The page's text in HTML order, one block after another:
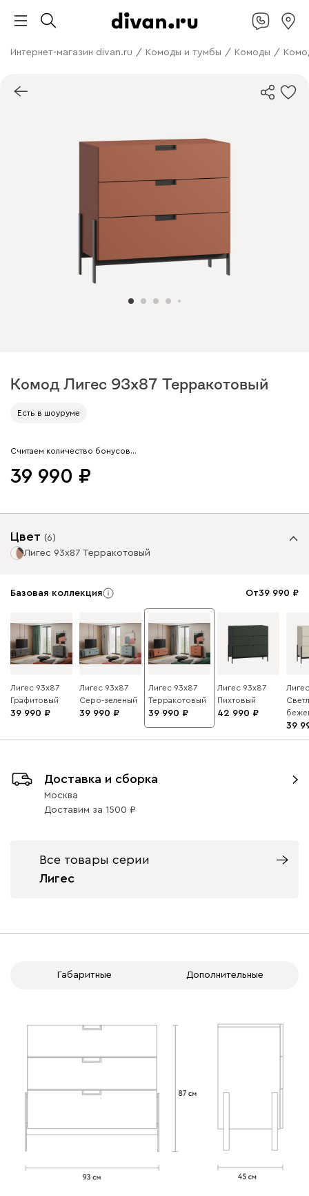
Интернет-магазин divan.ru / Комоды и тумбы / Комоды /
Комод Лигес 93x87 Терракотовый
Арт. 230932
Есть в шоуруме
Считаем количество бонусов…
39 990
Цвет (6)
Лигес 93x87 Терракотовый
Базовая коллекция От39 990
Лигес 93x87
Графитовый
39 990
Лигес 93x87
Серо-зеленый
39 990
Лигес 93x87
Терракотовый
39 990
Лигес 93x87
Пихтовый
42 990
39
Доставка и сборка
Москва
Доставим за 1500
Все товары серии
Лигес
Габаритные Дополнительные